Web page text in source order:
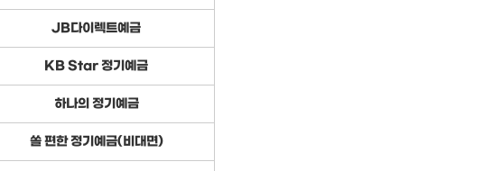
JB다이렉트예금
KB Star 정기예금
하나의 정기예금
쏠 편한 정기예금(비대면)